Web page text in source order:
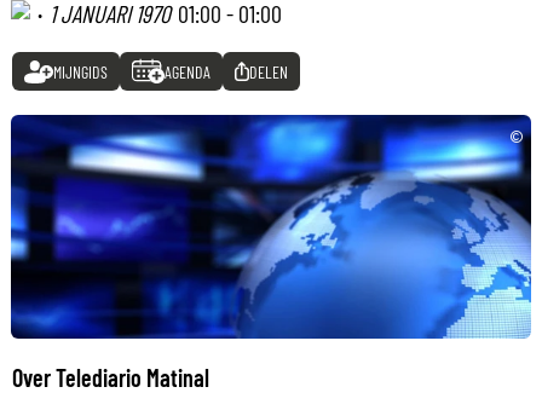
· 1 JANUARI 1970 01:00 - 01:00
MIJNGIDS AGENDA DELEN
©
Over Telediario Matinal